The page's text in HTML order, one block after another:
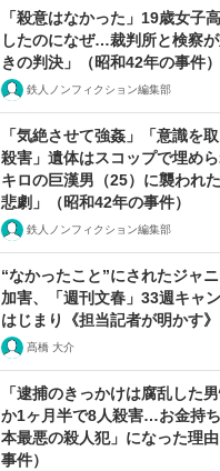
「殺意はなかった」19歳女子
したのになぜ…裁判所と検察
きの判決」（昭和42年の事件）
鉄人ノンフィクション編集部
「気絶させて強姦」「意識を
殺害」遺体はスコップで埋め
キロの巨漢男（25）に襲われ
悲劇」（昭和42年の事件）
鉄人ノンフィクション編集部
“なかったこと”にされたジャ
加害、「週刊文春」33週キャ
はじまり《担当記者が明かす》
髙橋 大介
「逮捕のきっかけは腐乱した
か1ヶ月半で8人殺害…お金持
本最悪の殺人犯」になった理
事件）